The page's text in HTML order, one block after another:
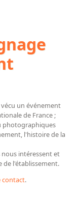
nationale de
un événement
de France ;
photographiques
l'histoire de la
intéressent et
de l'établissement.
contact.